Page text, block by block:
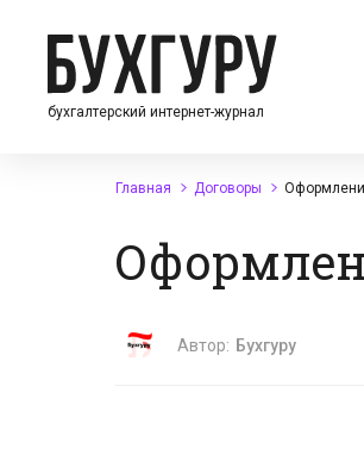
бухгалтерский интернет-журнал
Главная Договоры
Автор: Бухгуру